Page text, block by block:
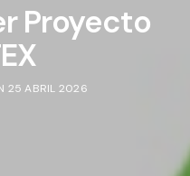
Proyecto
25 ABRIL 2026